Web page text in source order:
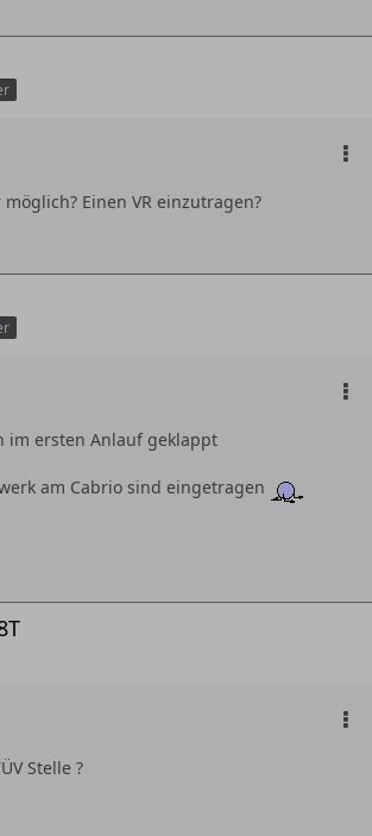
Einen VR einzutragen?
im ersten Anlauf geklappt
am Cabrio sind eingetragen
Stelle ?